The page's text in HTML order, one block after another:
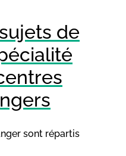
de
sont répartis